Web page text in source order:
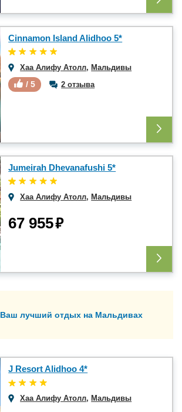
Cinnamon Island Alidhoo 5*
Хаа Алифу Атолл, Мальдивы
/ 5 2 отзыва
Jumeirah Dhevanafushi 5*
Хаа Алифу Атолл, Мальдивы
67 955₽
Ваш лучший отдых на Мальдивах
J Resort Alidhoo 4*
Хаа Алифу Атолл, Мальдивы